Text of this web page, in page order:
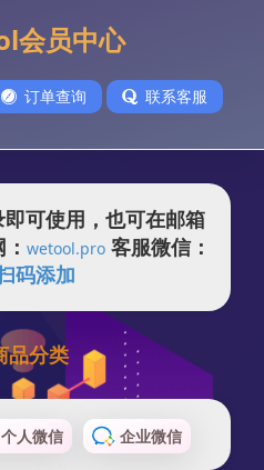
会员中心
订单查询 联系客服
可使用，也可在邮箱
wetool.pro客服微信：
码添加
分类
个人微信 企业微信